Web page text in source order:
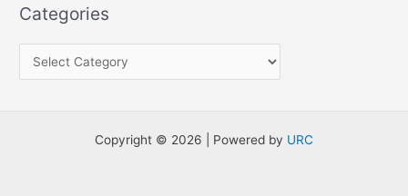
r
c
Categories
Copyright © 2026 | Powered by URC